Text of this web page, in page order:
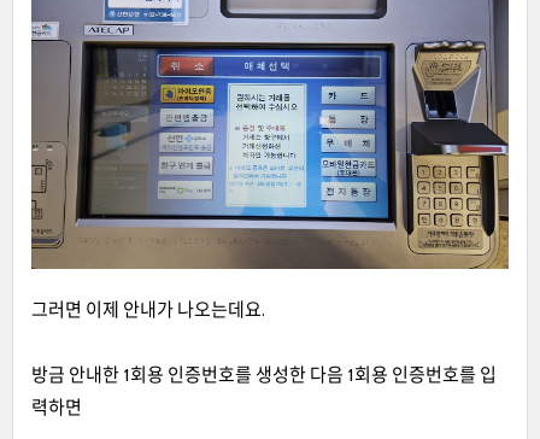
그러면 이제 안내가 나오는데요.
방금 안내한 1회용 인증번호를 생성한 다음 1회용 인증번호를 입
력하면